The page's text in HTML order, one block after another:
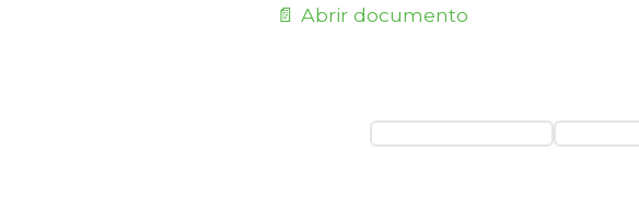
📄 Abrir documento